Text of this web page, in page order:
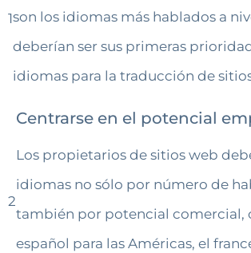
1son los idiomas más hablados a
deberían ser sus primeras
idiomas para la traducción de
2
Centrarse en el potencial
Los propietarios de sitios web
idiomas no sólo por número de
también por potencial comercial,
español para las Américas, el